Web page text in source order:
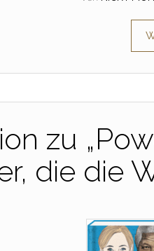
zu
die die